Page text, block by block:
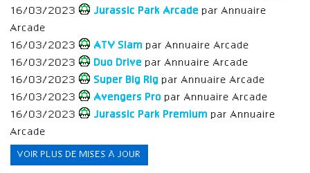
16/03/2023
Jurassic Park Arcade par Annuaire
Arcade
16/03/2023
ATV Slam par Annuaire Arcade
16/03/2023
Duo Drive par Annuaire Arcade
16/03/2023
Super Big Rig par Annuaire Arcade
16/03/2023
Avengers Pro par Annuaire Arcade
16/03/2023
Jurassic Park Premium par Annuaire
Arcade
VOIR PLUS DE MISES À JOUR